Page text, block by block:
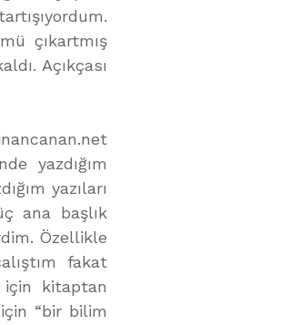
çıkartmış
Açıkçası
yazdığım
yazıları
ana başlık
Özellikle
fakat
için kitaptan
“bir bilim